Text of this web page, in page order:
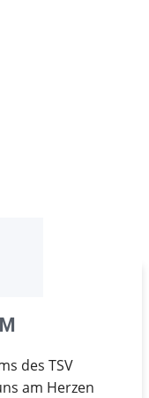
des TSV
am Herzen